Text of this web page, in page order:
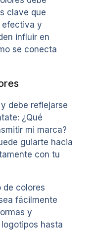
clave que
efectiva y
influir en
se conecta
debe reflejarse
¿Qué
mi marca?
guiarte hacia
con tu
de colores
fácilmente
y
hasta